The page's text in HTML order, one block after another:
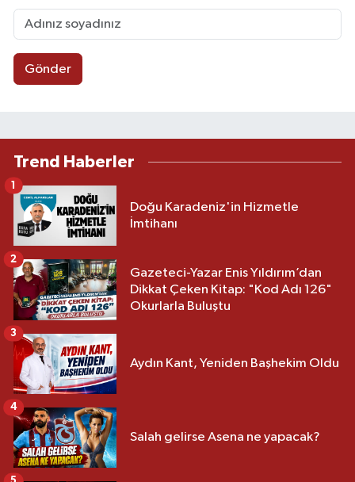
Gönder
Trend Haberler
Doğu Karadeniz'in Hizmetle
İmtihanı
1
Gazeteci-Yazar Enis Yıldırım’dan
Dikkat Çeken Kitap: "Kod Adı 126"
Okurlarla Buluştu
2
Aydın Kant, Yeniden Başhekim Oldu
3
Salah gelirse Asena ne yapacak?
4